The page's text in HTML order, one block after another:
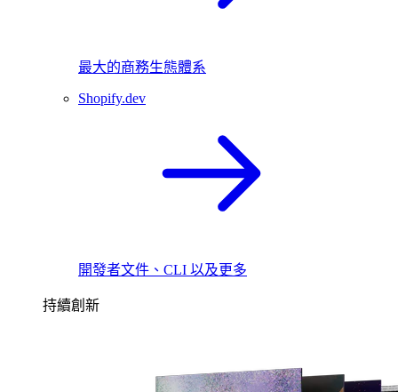
最大的商務生態體系
Shopify.dev
開發者文件、CLI 以及更多
持續創新